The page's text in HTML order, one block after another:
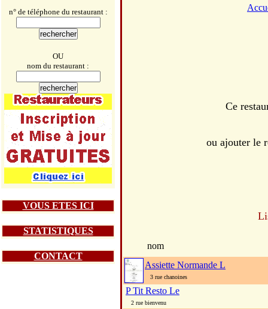
n° de téléphone du restaurant :
OU
nom du restaurant :
VOUS ETES ICI
STATISTIQUES
CONTACT
Ce
ou ajouter le
nom
Assiette Normande L
3 rue chanoines
P Tit Resto Le
2 rue bienvenu